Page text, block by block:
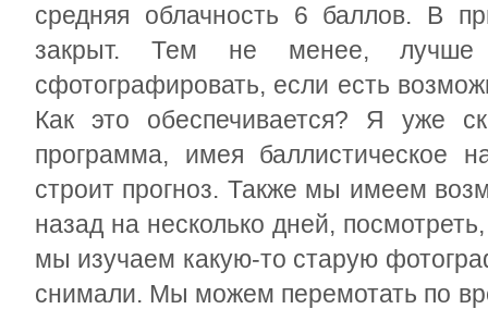
средняя облачность 6 баллов. В
закрыт. Тем не менее, лучше
сфотографировать, если есть
Как это обеспечивается? Я уже
программа, имея баллистическое
строит прогноз. Также мы имеем
назад на несколько дней,
мы изучаем какую-то старую
снимали. Мы можем перемотать по